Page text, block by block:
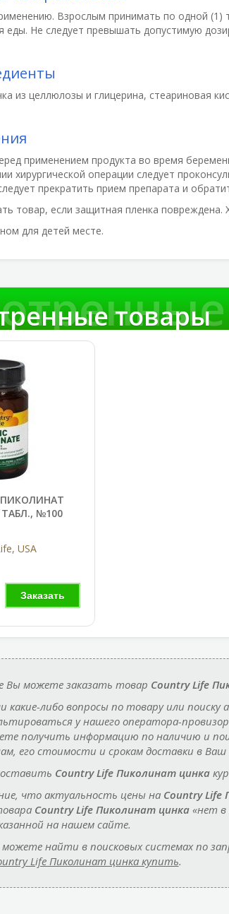
Взрослым принимать по одной (1)
еды. Не следует превышать допустимую
из целлюлозы и глицерина, стеариновая
применением продукта во время
хирургической операции следует
прекратить прием препарата и
товар, если защитная пленка повреждена.
для детей месте.
товары
ПИКОЛИНАТ
№100
USA
Заказать
Вы можете заказать товар Country Life
какие-либо вопросы по товару или поиску
у нашего оператора-
получить информацию по наличию и
его стоимости и срокам доставки в Ваш
Country Life Пиколинат цинка
что актуальность цены на Country Life
Country Life Пиколинат цинка«нет в
на нашем сайте.
найти в поисковых системах по
Life Пиколинат цинка купить.